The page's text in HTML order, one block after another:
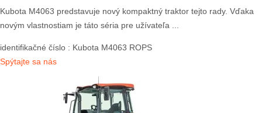
Kubota M4063 predstavuje nový kompaktný traktor tejto rady. Vďaka
novým vlastnostiam je táto séria pre užívateľa ...
identifikačné číslo : Kubota M4063 ROPS
Spýtajte sa nás